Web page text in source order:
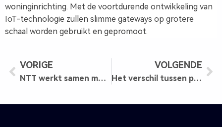
woninginrichting. Met de voortdurende ontwikkeling van
IoT-technologie zullen slimme gateways op grotere
schaal worden gebruikt en gepromoot.
VORIGE
NTT werkt samen met Palo Alto om AIOps te gebruiken voor het beheer van SASE
VOLGENDE
Het verschil tussen profinet en profibus